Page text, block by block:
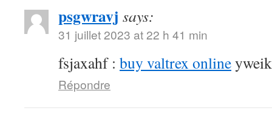
psgwravj says:
31 juillet 2023 at 22 h 41 min
fsjaxahf : buy valtrex online
Répondre